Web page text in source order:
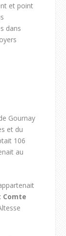
et point
dans
Gournay
et du
106
au
Comte